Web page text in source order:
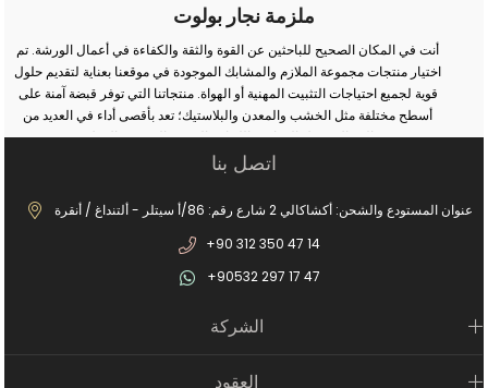
ملزمة نجار بولوت
أنت في المكان الصحيح للباحثين عن القوة والثقة والكفاءة في أعمال الورشة. تم
اختيار منتجات مجموعة الملازم والمشابك الموجودة في موقعنا بعناية لتقديم حلول
قوية لجميع احتياجات التثبيت المهنية أو الهواة. منتجاتنا التي توفر قبضة آمنة على
أسطح مختلفة مثل الخشب والمعدن والبلاستيك؛ تعد بأقصى أداء في العديد من
المجالات مثل النجارة واللحام والثقب والتجميع والإصلاح.
سواء كنت تقوم بأعمال صناعية واسعة النطاق أو إصلاحات بسيطة في المنزل؛
مجموعة منتجاتنا الواسعة من الملازم المطروقة إلى ملازم المثقاب، ومن ملازم
السكك الحديدية إلى ملازم صانع الغلايات، يمكنك العثور على بدائل مناسبة لكل
مجال استخدام. بفضل أنظمة الفتح والإغلاق السريعة، والحلول من نوع الخطاف،
والهياكل المصبوبة طويلة الأمد، وهياكل الفكوك غير القابلة للانزلاق، ستصبح أعمالك
الأجزاء الثابتة بأمان في عمليات الإنتاج. العديد من المنتجات التفصيلية من
الخاصة مثل الملازم العملية من نوع المشبك وملازم الرخام تقدم حلولاً خاصة
اتصل بنا
عنوان المستودع والشحن: أكشاكالي 2 شارع رقم: 86/أ سيتلر - ألتنداغ / أنقرة
+90 312 350 47 14
+90532 297 17 47
الشركة
العقود